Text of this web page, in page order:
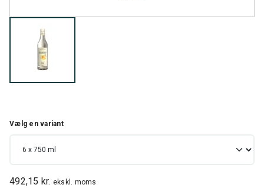
492,15 kr. ekskl. moms
Vælg en variant